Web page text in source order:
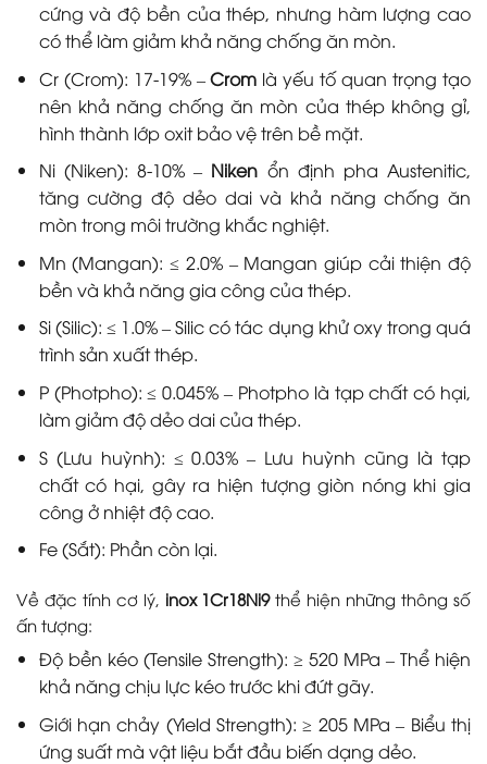
cứng và độ bền của thép, nhưng hàm lượng cao
có thể làm giảm khả năng chống ăn mòn.
Cr (Crom): 17-19% –Crom là yếu tố quan trọng tạo
nên khả năng chống ăn mòn của thép không gỉ,
hình thành lớp oxit bảo vệ trên bề mặt.
Ni (Niken): 8-10% – Niken ổn định pha Austenitic,
tăng cường độ dẻo dai và khả năng chống ăn
mòn trong môi trường khắc nghiệt.
Mn (Mangan): ≤ 2.0% – Mangan giúp cải thiện độ
bền và khả năng gia công của thép.
Si (Silic): ≤ 1.0% – Silic có tác dụng khử oxy trong quá
trình sản xuất thép.
P (Photpho): ≤ 0.045% – Photpho là tạp chất có hại,
làm giảm độ dẻo dai của thép.
S (Lưu huỳnh): ≤ 0.03% – Lưu huỳnh cũng là tạp
chất có hại, gây ra hiện tượng giòn nóng khi gia
công ở nhiệt độ cao.
Fe (Sắt): Phần còn lại.
Về đặc tính cơ lý, inox 1Cr18Ni9thể hiện những thông số
ấn tượng:
Độ bền kéo (Tensile Strength): ≥ 520 MPa – Thể hiện
khả năng chịu lực kéo trước khi đứt gãy.
Giới hạn chảy (Yield Strength): ≥ 205 MPa – Biểu thị
ứng suất mà vật liệu bắt đầu biến dạng dẻo.